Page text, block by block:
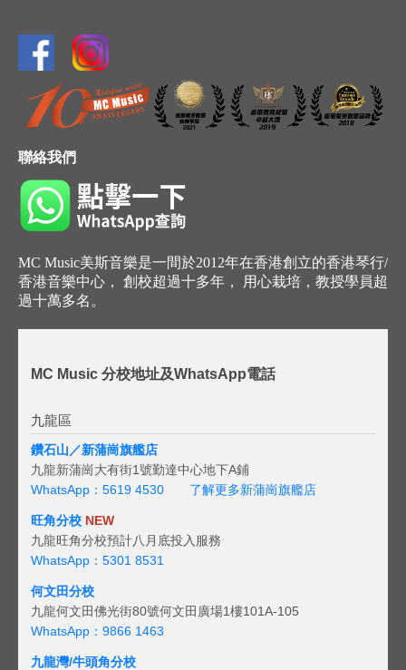
聯絡我們
MC Music美斯音樂是一間於2012年在香港創立的香港琴行/
香港音樂中心， 創校超過十多年， 用心栽培，教授學員超
過十萬多名。
MC Music 分校地址及WhatsApp電話
九龍區
鑽石山／新蒲崗旗艦店
九龍新蒲崗大有街1號勤達中心地下A鋪
WhatsApp：5619 4530
了解更多新蒲崗旗艦店
旺角分校 NEW
九龍旺角分校預計八月底投入服務
WhatsApp：5301 8531
何文田分校
九龍何文田佛光街80號何文田廣場1樓101A-105
WhatsApp：9866 1463
九龍灣/牛頭角分校